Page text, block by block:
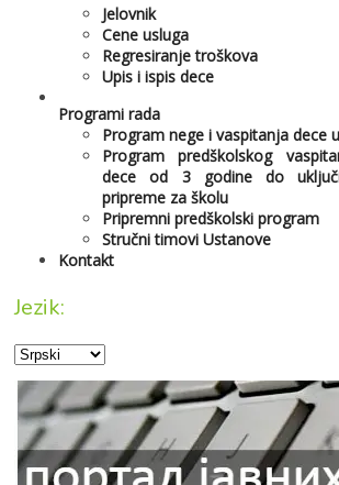
Jelovnik
Cene usluga
Regresiranje troškova
Upis i ispis dece
Programi rada
Program nege i vaspitanja dece
Program predškolskog
dece od 3 godine do
pripreme za školu
Pripremni predškolski program
Stručni timovi Ustanove
Kontakt
Jezik: